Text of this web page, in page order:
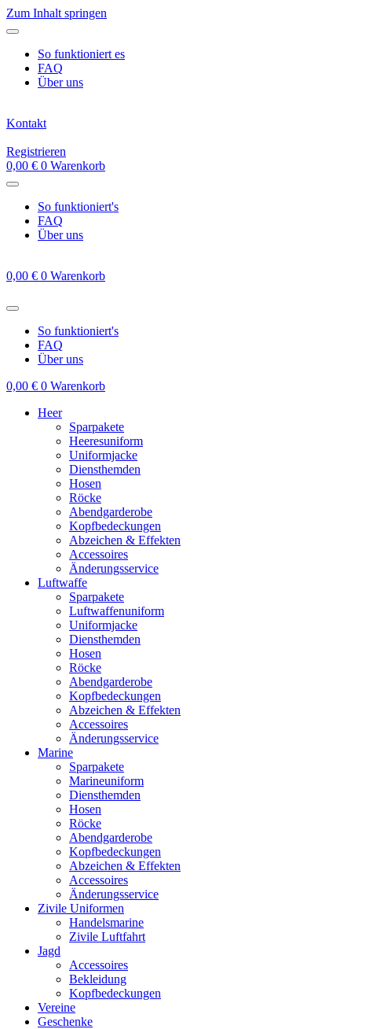
Zum Inhalt springen
So funktioniert es
FAQ
Über uns
Kontakt
Registrieren
0,00 € 0 Warenkorb
So funktioniert's
FAQ
Über uns
0,00 € 0 Warenkorb
So funktioniert's
FAQ
Über uns
0,00 € 0 Warenkorb
Heer
Sparpakete
Heeresuniform
Uniformjacke
Diensthemden
Hosen
Röcke
Abendgarderobe
Kopfbedeckungen
Abzeichen & Effekten
Accessoires
Änderungsservice
Luftwaffe
Sparpakete
Luftwaffenuniform
Uniformjacke
Diensthemden
Hosen
Röcke
Abendgarderobe
Kopfbedeckungen
Abzeichen & Effekten
Accessoires
Änderungsservice
Marine
Sparpakete
Marineuniform
Diensthemden
Hosen
Röcke
Abendgarderobe
Kopfbedeckungen
Abzeichen & Effekten
Accessoires
Änderungsservice
Zivile Uniformen
Handelsmarine
Zivile Luftfahrt
Jagd
Accessoires
Bekleidung
Kopfbedeckungen
Vereine
Geschenke